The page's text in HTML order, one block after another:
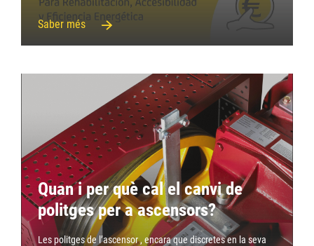
Saber més
Quan i per què cal el canvi de
politges per a ascensors?
Les politges de l’ascensor , encara que discretes en la seva